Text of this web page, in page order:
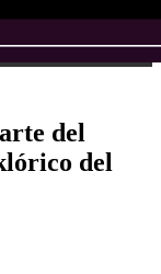
del
del